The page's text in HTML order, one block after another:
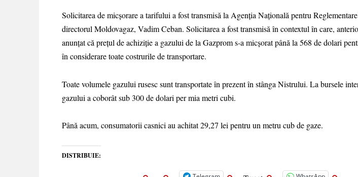
Solicitarea de micșorare a tarifului a fost transmisă la Agenția Națională pentru
directorul Moldovagaz, Vadim Ceban. Solicitarea a fost transmisă în contextul în care,
anunțat că prețul de achiziție a gazului de la Gazprom s-a micșorat până la 568 de dolari
în considerare toate costrurile de transportare.
Toate volumele gazului rusesc sunt transportate în prezent în stânga Nistrului. La bursele
gazului a coborât sub 300 de dolari per mia metri cubi.
Până acum, consumatorii casnici au achitat 29,27 lei pentru un metru cub de gaze.
DISTRIBUIE: